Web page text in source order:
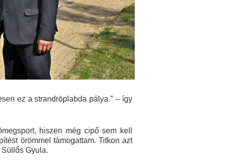
ez a strandröplabda pálya.” – így
hiszen még cipő sem kell
örömmel támogattam. Titkon azt
Gyula.